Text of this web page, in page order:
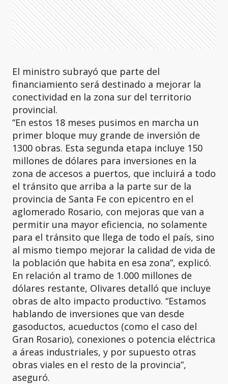
El ministro subrayó que parte del
financiamiento será destinado a mejorar la
conectividad en la zona sur del territorio
provincial.
“En estos 18 meses pusimos en marcha un
primer bloque muy grande de inversión de
1300 obras. Esta segunda etapa incluye 150
millones de dólares para inversiones en la
zona de accesos a puertos, que incluirá a todo
el tránsito que arriba a la parte sur de la
provincia de Santa Fe con epicentro en el
aglomerado Rosario, con mejoras que van a
permitir una mayor eficiencia, no solamente
para el tránsito que llega de todo el país, sino
al mismo tiempo mejorar la calidad de vida de
la población que habita en esa zona”, explicó.
En relación al tramo de 1.000 millones de
dólares restante, Olivares detalló que incluye
obras de alto impacto productivo. “Estamos
hablando de inversiones que van desde
gasoductos, acueductos (como el caso del
Gran Rosario), conexiones o potencia eléctrica
a áreas industriales, y por supuesto otras
obras viales en el resto de la provincia”,
aseguró.